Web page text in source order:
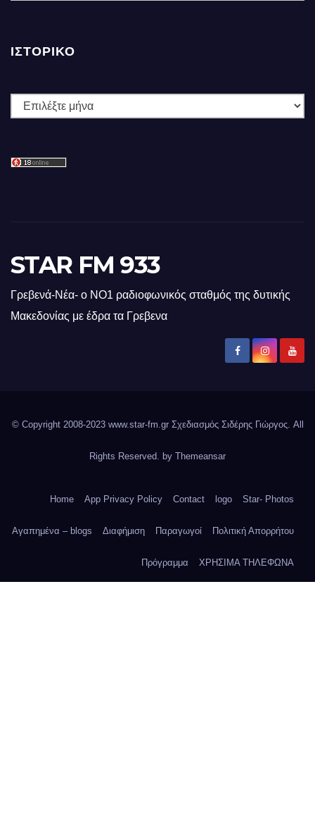
ΙΣΤΟΡΙΚΌ
Ιστορικό
STAR FM 933
Γρεβενά-Νέα- ο ΝΟ1 ραδιοφωνικός σταθμός της δυτικής
Μακεδονίας με έδρα τα Γρεβενα
© Copyright 2008-2023 www.star-fm.gr Σχεδιασμός Σιδέρης Γιώργος. All
Rights Reserved. by Themeansar
Home App Privacy Policy Contact logo Star- Photos
Αγαπημένα – blogs Διαφήμιση Παραγωγοί Πολιτική Απορρήτου
Πρόγραμμα ΧΡΗΣΙΜΑ ΤΗΛΕΦΩΝΑ